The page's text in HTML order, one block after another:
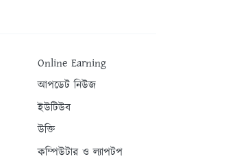
Online Earning
আপডেট নিউজ
ইউটিউব
উক্তি
কম্পিউটার ও ল্যাপটপ